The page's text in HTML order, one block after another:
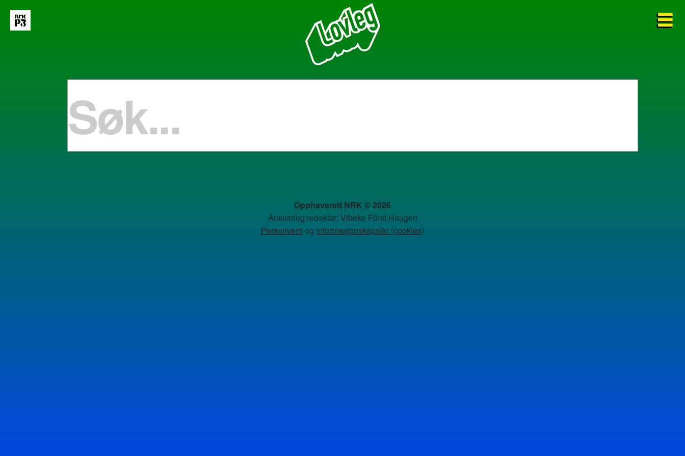
Opphavsrett NRK © 2026
Ansvarleg redaktør: Vibeke Fürst Haugen
Personvern og informasjonskapslar (cookies)